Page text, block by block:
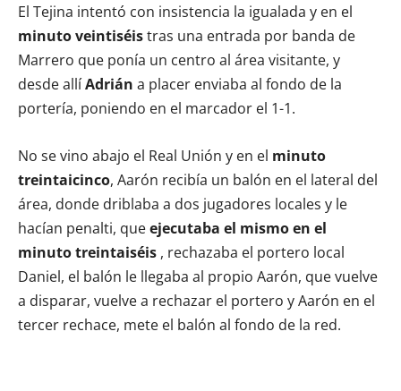
El Tejina intentó con insistencia la igualada y en el
minuto veintiséistras una entrada por banda de
Marrero que ponía un centro al área visitante, y
desde allíAdrián a placer enviaba al fondo de la
portería, poniendo en el marcador el 1-1.
No se vino abajo el Real Unión y en el minuto
treintaicinco, Aarón recibía un balón en el lateral del
área, donde driblaba a dos jugadores locales y le
hacían penalti, queejecutaba el mismo en el
minuto treintaiséis , rechazaba el portero local
Daniel, el balón le llegaba al propio Aarón, que vuelve
a disparar, vuelve a rechazar el portero y Aarón en el
tercer rechace, mete el balón al fondo de la red.